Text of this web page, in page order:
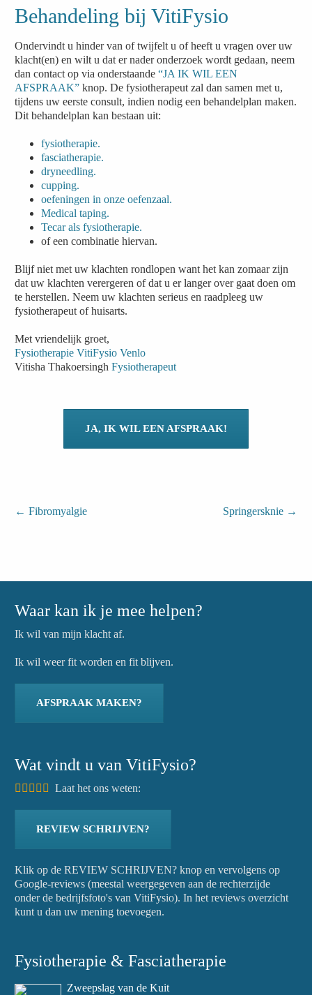
Behandeling bij VitiFysio
Ondervindt u hinder van of twijfelt u of heeft u vragen over uw
klacht(en) en wilt u dat er nader onderzoek wordt gedaan, neem
dan contact op via onderstaande“JA IK WIL EEN
AFSPRAAK” knop. De fysiotherapeut zal dan samen met u,
tijdens uw eerste consult, indien nodig een behandelplan maken.
Dit behandelplan kan bestaan uit:
fysiotherapie.
fasciatherapie.
dryneedling.
cupping.
oefeningen in onze oefenzaal.
Medical taping.
Tecar als fysiotherapie.
of een combinatie hiervan.
Blijf niet met uw klachten rondlopen want het kan zomaar zijn
dat uw klachten verergeren of dat u er langer over gaat doen om
te herstellen. Neem uw klachten serieus en raadpleeg uw
fysiotherapeut of huisarts.
Met vriendelijk groet,
Fysiotherapie VitiFysio Venlo
Vitisha ThakoersinghFysiotherapeut
JA, IK WIL EEN AFSPRAAK!
← Fibromyalgie Springersknie →
Waar kan ik je mee helpen?
Ik wil van mijn klacht af.
Ik wil weer fit worden en fit blijven.
AFSPRAAK MAKEN?
Wat vindt u van VitiFysio?
Laat het ons weten:
REVIEW SCHRIJVEN?
Klik op de REVIEW SCHRIJVEN? knop en vervolgens op
Google-reviews (meestal weergegeven aan de rechterzijde
onder de bedrijfsfoto's van VitiFysio). In het reviews overzicht
kunt u dan uw mening toevoegen.
Fysiotherapie & Fasciatherapie
Zweepslag van de Kuit